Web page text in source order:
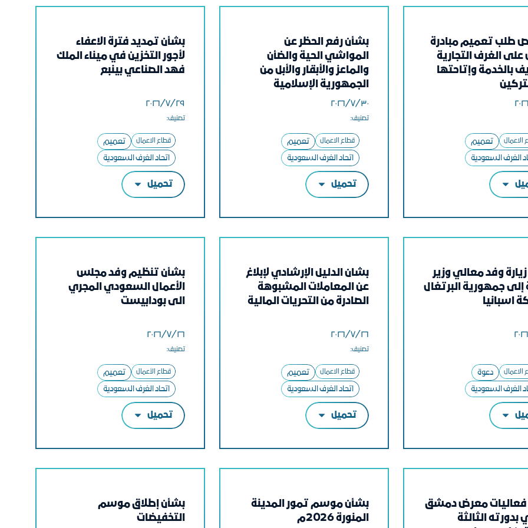
طلب تعميم مبادرة
الغرف التجارية
بالخدمة وإتاحتها
الاعمال
تعميم
الغرف السعودية
بشأن رفع الحظر عن
المواشي الحية والضأن
والماعز والأبقار والأبل من
الجمهورية الإسلامية
الموريتانية
٣٠‏/٧‏/٢٠٢٦
تصنيف:
قطاع الاعمال
تعميم
اتحاد الغرف السعودية
تحميل
بشأن تمديد فترة الاعفاء
لأجور التخزين في ميناء الملك
فهد الصناعي بينبع
٢٩‏/٧‏/٢٠٢٦
تصنيف:
قطاع الاعمال
تعميم
اتحاد الغرف السعودية
تحميل
وفد معالي وزير
إلى جمهورية البرتغال
اسبانيا
الاعمال
دعوة
الغرف السعودية
بشان الدليل الإرشادي لإبلاغ
عن المعاملات المشبوهة
الصادرة من التحريات المالية
٢٦‏/٧‏/٢٠٢٦
تصنيف:
قطاع الاعمال
تعميم
اتحاد الغرف السعودية
تحميل
بشأن تنظيم وفد مجلس
الأعمال السعودي المجري
الى بودابيست
٢٦‏/٧‏/٢٠٢٦
تصنيف:
قطاع الأعمال
تعميم
اتحاد الغرف السعودية
تحميل
فعاليات معرض دمشق
بدورته الثالثة
بشأن موسم تمور المدينة
المنورة 2026م
بشأن إطلاق موسم
التخفيضات